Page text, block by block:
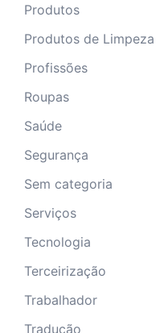
Produtos
Produtos de Limpeza
Profissões
Roupas
Saúde
Segurança
Sem categoria
Serviços
Tecnologia
Terceirização
Trabalhador
Tradução